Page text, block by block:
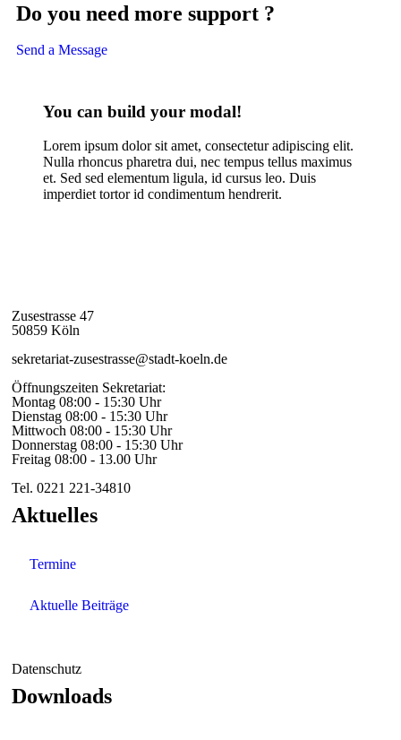
Do you need more support ?
Send a Message
You can build your modal!
Lorem ipsum dolor sit amet, consectetur adipiscing elit.
Nulla rhoncus pharetra dui, nec tempus tellus maximus
et. Sed sed elementum ligula, id cursus leo. Duis
imperdiet tortor id condimentum hendrerit.
Zusestrasse 47
50859 Köln
sekretariat-zusestrasse@stadt-koeln.de
Öffnungszeiten Sekretariat:
Montag 08:00 - 15:30 Uhr
Dienstag 08:00 - 15:30 Uhr
Mittwoch 08:00 - 15:30 Uhr
Donnerstag 08:00 - 15:30 Uhr
Freitag 08:00 - 13.00 Uhr
Tel. 0221 221-34810
Aktuelles
Termine
Aktuelle Beiträge
Datenschutz
Downloads